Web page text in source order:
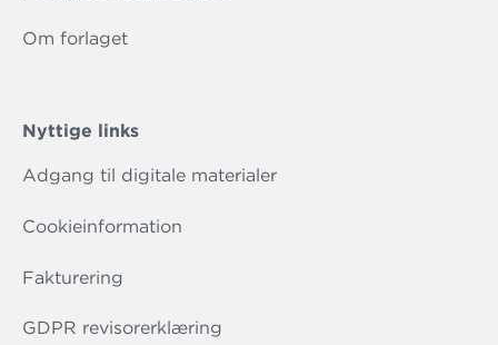
Om forlaget
Nyttige links
Adgang til digitale materialer
Cookieinformation
Fakturering
GDPR revisorerklæring